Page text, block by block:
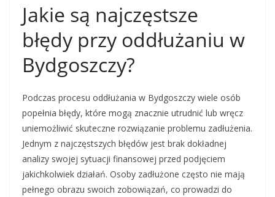
Jakie są najczęstsze
błędy przy oddłużaniu w
Bydgoszczy?
Podczas procesu oddłużania w Bydgoszczy wiele osób
popełnia błędy, które mogą znacznie utrudnić lub wręcz
uniemożliwić skuteczne rozwiązanie problemu zadłużenia.
Jednym z najczęstszych błędów jest brak dokładnej
analizy swojej sytuacji finansowej przed podjęciem
jakichkolwiek działań. Osoby zadłużone często nie mają
pełnego obrazu swoich zobowiązań, co prowadzi do